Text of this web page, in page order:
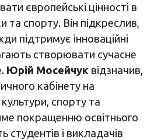
європейські цінності в
та спорту. Він підкреслив,
підтримує інноваційні
створювати сучасне
Юрій Мосейчук відзначив,
кабінету на
спорту та
покращенню освітнього
студентів і викладачів